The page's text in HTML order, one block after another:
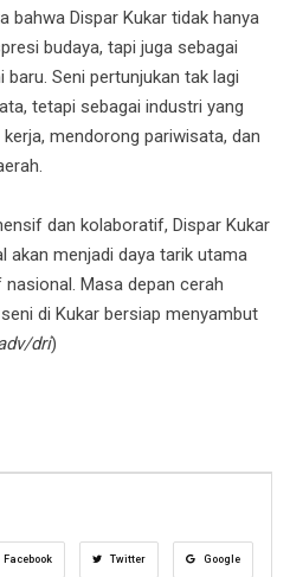
bahwa Dispar Kukar tidak hanya
budaya, tapi juga sebagai
Seni pertunjukan tak lagi
tetapi sebagai industri yang
mendorong pariwisata, dan
dan kolaboratif, Dispar Kukar
akan menjadi daya tarik utama
Masa depan cerah
di Kukar bersiap menyambut
dri)
Facebook Twitter Google